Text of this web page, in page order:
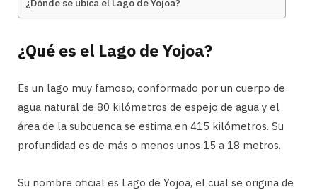
¿Dónde se ubica el Lago de Yojoa?
¿Qué es el Lago de Yojoa?
Es un lago muy famoso, conformado por un cuerpo de
agua natural de 80 kilómetros de espejo de agua y el
área de la subcuenca se estima en 415 kilómetros. Su
profundidad es de más o menos unos 15 a 18 metros.
Su nombre oficial es Lago de Yojoa, el cual se origina de